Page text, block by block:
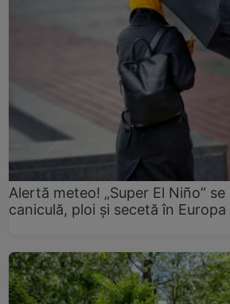
Alertă meteo! „Super El Niño”
caniculă, ploi și secetă în Europa